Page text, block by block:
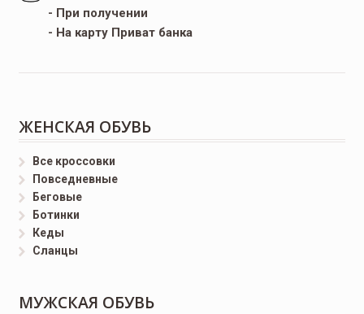
- При получении
- На карту Приват банка
ЖЕНСКАЯ ОБУВЬ
Все кроссовки
Повседневные
Беговые
Ботинки
Кеды
Сланцы
МУЖСКАЯ ОБУВЬ